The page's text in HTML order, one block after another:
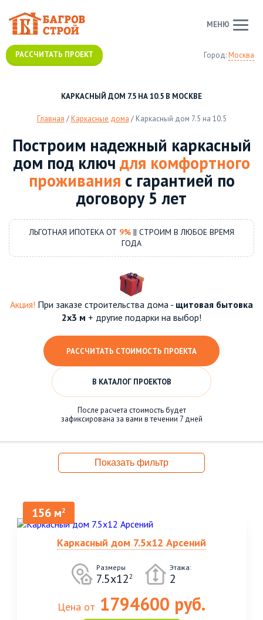
Город:Москва
РАССЧИТАТЬ ПРОЕКТ
МЕНЮ
КАРКАСНЫЙ ДОМ 7.5 НА 10.5 В МОСКВЕ
Главная /Каркасные дома / Каркасный дом 7.5 на 10.5
Построим надежный каркасный
дом под ключ для комфортного
проживания с гарантией по
договору 5 лет
ЛЬГОТНАЯ ИПОТЕКА ОТ 9%|| СТРОИМ В ЛЮБОЕ ВРЕМЯ
ГОДА
Акция! При заказе строительства дома - щитовая бытовка
2х3 м + другие подарки на выбор!
РАССЧИТАТЬ СТОИМОСТЬ ПРОЕКТА
В КАТАЛОГ ПРОЕКТОВ
После расчета стоимость будет
зафиксирована за вами в течении 7 дней
Показать фильтр
156 м2
Каркасный дом 7.5х12 Арсений
Размеры
7.5х122
Этажа:
2
Цена от 1794600 руб.